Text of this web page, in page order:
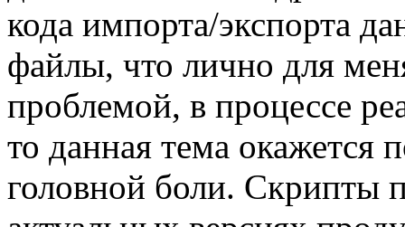
кода импорта/экспорта
файлы, что лично для
проблемой, в процессе
то данная тема окажется
головной боли. Скрипты